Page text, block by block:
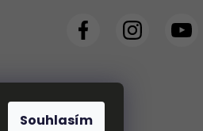
Souhlasím